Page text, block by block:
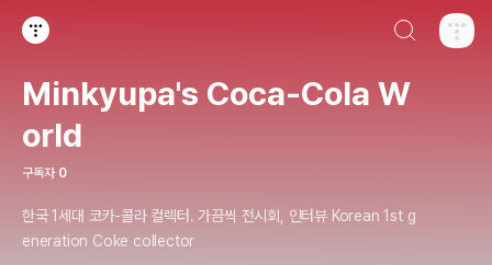
Minkyupa's Coca-Cola W
orld
구독자 0
한국 1세대 코카-콜라 컬렉터. 가끔씩 전시회, 인터뷰 Korean 1st g
eneration Coke collector